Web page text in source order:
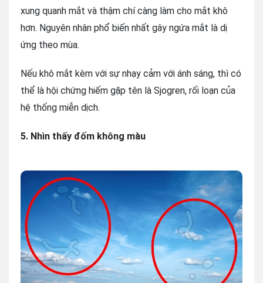
xung quanh mắt và thậm chí càng làm cho mắt khô
hơn. Nguyên nhân phổ biến nhất gây ngứa mắt là dị
ứng theo mùa.
Nếu khô mắt kèm với sự nhạy cảm với ánh sáng, thì có
thể là hội chứng hiếm gặp tên là Sjogren, rối loạn của
hệ thống miễn dịch.
5. Nhìn thấy đốm không màu